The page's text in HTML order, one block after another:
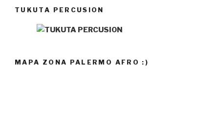
TUKUTA PERCUSION
MAPA ZONA PALERMO AFRO :)